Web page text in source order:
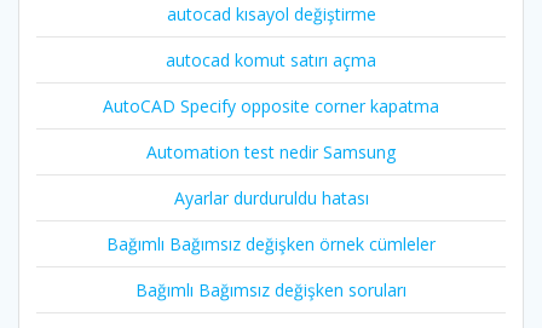
autocad kısayol değiştirme
autocad komut satırı açma
AutoCAD Specify opposite corner kapatma
Automation test nedir Samsung
Ayarlar durduruldu hatası
Bağımlı Bağımsız değişken örnek cümleler
Bağımlı Bağımsız değişken soruları